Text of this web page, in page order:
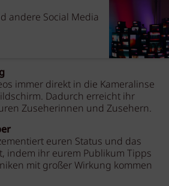
andere Social Media
immer direkt in die Kameralinse
Dadurch erreicht ihr
Zuseherinnen und Zusehern.
euren Status und das
indem ihr eurem Publikum Tipps
mit großer Wirkung kommen